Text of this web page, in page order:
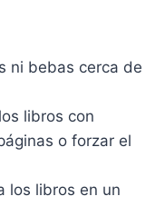
ni bebas cerca de
libros con
o forzar el
los libros en un